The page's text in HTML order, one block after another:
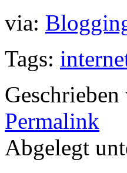
via:
Tags:
Permalink
Abgelegt